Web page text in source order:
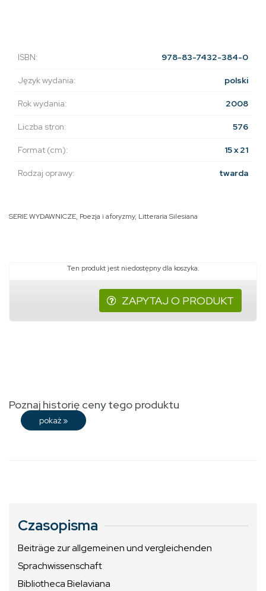
ISBN: 978-83-7432-384-0
Język wydania: polski
Rok wydania: 2008
Liczba stron: 576
Format (cm): 15 x 21
Rodzaj oprawy: twarda
SERIE WYDAWNICZE, Poezja i aforyzmy, Litteraria Silesiana
Ten produkt jest niedostępny dla koszyka.
ZAPYTAJ O PRODUKT
Poznaj historię ceny tego produktu
pokaż »
Czasopisma
Beiträge zur allgemeinen und vergleichenden
Sprachwissenschaft
Bibliotheca Bielaviana